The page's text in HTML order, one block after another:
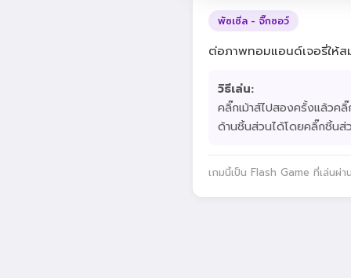
พัซเซิ่ล - จิ๊กซอว์
ต่อภาพทอมแอนด์เจอรี่ให้
วิธีเล่น:
คลิ๊กเม้าส์ไปสองครั้งแล้วค
ด้านชิ้นส่วนได้โดยคลิ๊กชิ้นส่
เกมนี้เป็น Flash Game ที่เล่นผ่าน